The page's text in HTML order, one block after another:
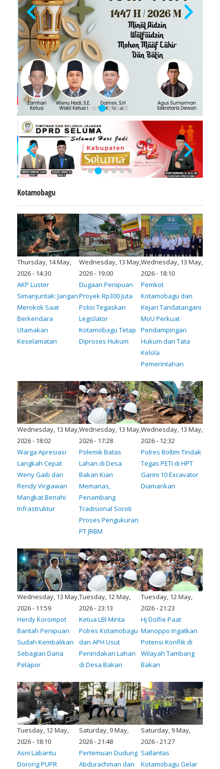
Kotamobagu
Thursday, 14 May,
2026 - 14:30
AKP Luster
Simanjuntak: Jangan
Merokok Saat
Berkendara
Utamakan
Keselamatan
Wednesday, 13 May,
2026 - 19:00
Dugaan Penipuan
Proyek Rp300 Juta
Polisi Tegaskan
Legislator
Kotamobagu Tetap
Diproses Hukum
Wednesday, 13 May,
2026 - 18:10
Pemkot
Kotamobagu dan
Kejari Tandatangani
MoU Perkuat
Pendampingan
Hukum dan Tata
Kelola
Pemerintahan
Wednesday, 13 May,
2026 - 18:02
Warga Apresiasi
Langkah Cepat
Weny Gaib dan
Rendy Virgiawan
Mangkat Benahi
Infrastruktur
Wednesday, 13 May,
2026 - 17:28
Polemik Batas
Lahan di Desa
Bakan Kian
Memanas,
Penambang
Tradisional Soroti
Proses Pengukuran
PT JRBM
Wednesday, 13 May,
2026 - 12:32
Polres Boltim Tindak
Tegas PETI di HPT
Garini 10 Excavator
Diamankan
Wednesday, 13 May,
2026 - 11:59
Herdy Korompot
Bantah Penipuan
Sudah Kembalikan
Sebagian Dana
Pelapor
Tuesday, 12 May,
2026 - 23:13
Ketua LBI Minta
Polres Kotamobagu
dan APH Usut
Penindakan Lahan
di Desa Bakan
Tuesday, 12 May,
2026 - 21:23
Hj Dolfie Paat
Manoppo Ingatkan
Potensi Konflik di
Wilayah Tambang
Bakan
Tuesday, 12 May,
2026 - 18:10
Asni Labantu
Dorong PUPR
Saturday, 9 May,
2026 - 21:48
Pertemuan Dudung
Abdurachman dan
Saturday, 9 May,
2026 - 21:27
Satlantas
Kotamobagu Gelar